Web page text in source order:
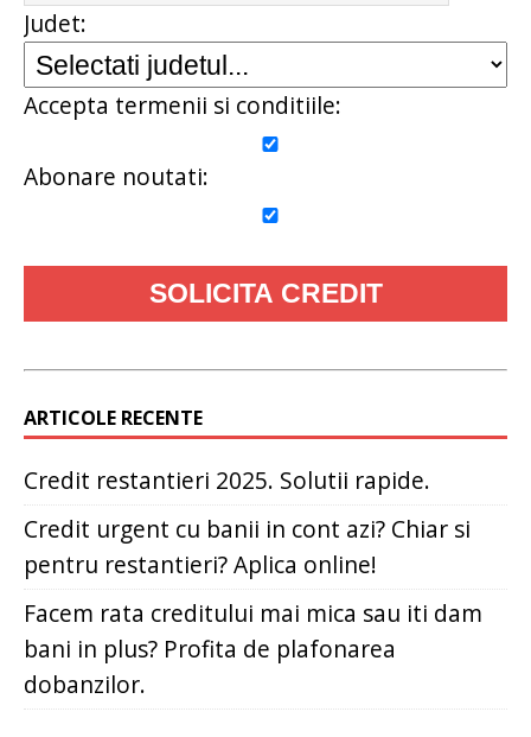
Judet:
Accepta termenii si conditiile:
Abonare noutati:
ARTICOLE RECENTE
Credit restantieri 2025. Solutii rapide.
Credit urgent cu banii in cont azi? Chiar si
pentru restantieri? Aplica online!
Facem rata creditului mai mica sau iti dam
bani in plus? Profita de plafonarea
dobanzilor.